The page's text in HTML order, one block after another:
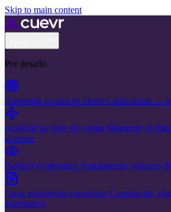
Skip to main content
Por desafio
Aumentar su tasa de cierre Calificacion →
Acelerar su ciclo de ventas Mantener el
al cierre
Reducir el ghosting Seguimiento, relances
Crear propuestas ganadoras Constructor,
automatico